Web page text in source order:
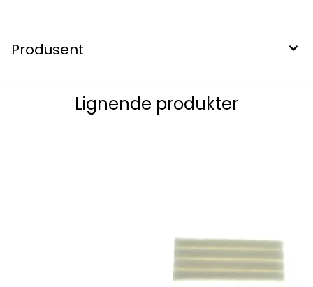
Produsent
Lignende produkter